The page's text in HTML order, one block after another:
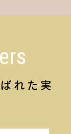
れた実